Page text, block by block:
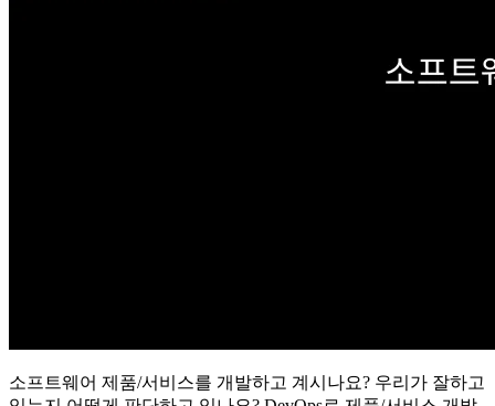
소프트웨어 제품/서비스를 개발하고 계시나요? 우리가 잘하고